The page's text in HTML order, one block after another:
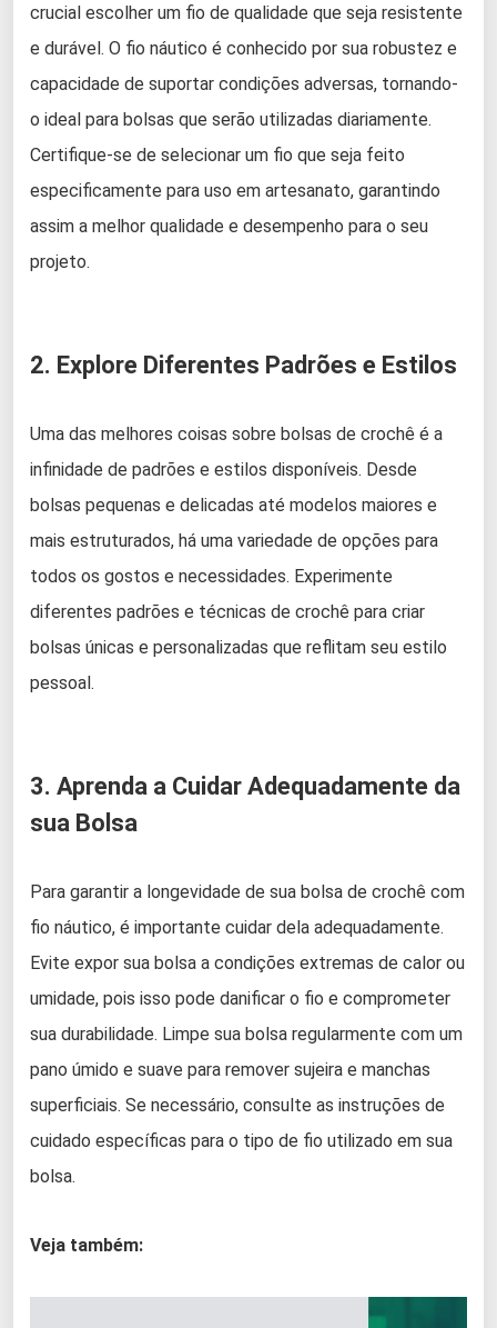
crucial escolher um fio de qualidade que seja resistente
e durável. O fio náutico é conhecido por sua robustez e
capacidade de suportar condições adversas, tornando-
o ideal para bolsas que serão utilizadas diariamente.
Certifique-se de selecionar um fio que seja feito
especificamente para uso em artesanato, garantindo
assim a melhor qualidade e desempenho para o seu
projeto.
2. Explore Diferentes Padrões e Estilos
Uma das melhores coisas sobre bolsas de crochê é a
infinidade de padrões e estilos disponíveis. Desde
bolsas pequenas e delicadas até modelos maiores e
mais estruturados, há uma variedade de opções para
todos os gostos e necessidades. Experimente
diferentes padrões e técnicas de crochê para criar
bolsas únicas e personalizadas que reflitam seu estilo
pessoal.
3. Aprenda a Cuidar Adequadamente da
sua Bolsa
Para garantir a longevidade de sua bolsa de crochê com
fio náutico, é importante cuidar dela adequadamente.
Evite expor sua bolsa a condições extremas de calor ou
umidade, pois isso pode danificar o fio e comprometer
sua durabilidade. Limpe sua bolsa regularmente com um
pano úmido e suave para remover sujeira e manchas
superficiais. Se necessário, consulte as instruções de
cuidado específicas para o tipo de fio utilizado em sua
bolsa.
Veja também: